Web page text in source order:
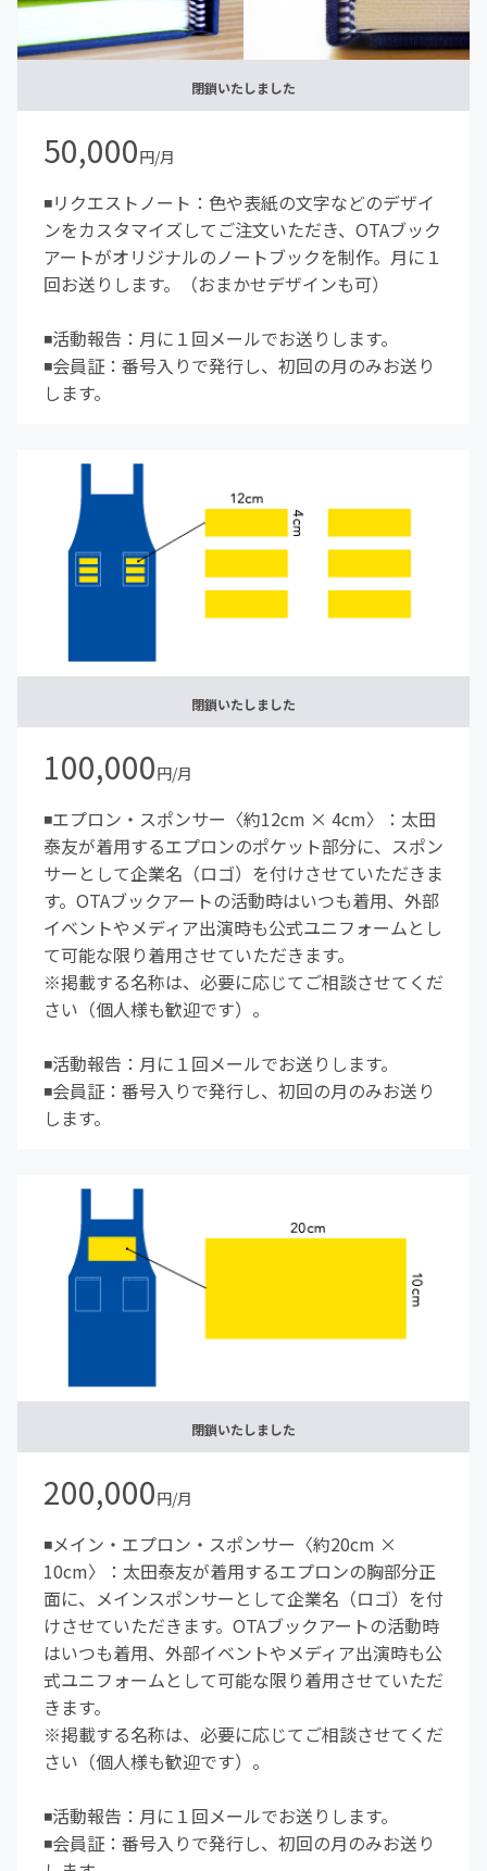
閉鎖いたしました
50,000円/月
◾️リクエストノート：色や表紙の文字などのデザイ
ンをカスタマイズしてご注文いただき、OTAブック
アートがオリジナルのノートブックを制作。月に１
回お送りします。（おまかせデザインも可）
◾️活動報告：月に１回メールでお送りします。
◾️会員証：番号入りで発行し、初回の月のみお送り
します。
閉鎖いたしました
100,000円/月
◾️エプロン・スポンサー〈約12cm × 4cm〉：太田
泰友が着用するエプロンのポケット部分に、スポン
サーとして企業名（ロゴ）を付けさせていただきま
す。OTAブックアートの活動時はいつも着用、外部
イベントやメディア出演時も公式ユニフォームとし
て可能な限り着用させていただきます。
※掲載する名称は、必要に応じてご相談させてくだ
さい（個人様も歓迎です）。
◾️活動報告：月に１回メールでお送りします。
◾️会員証：番号入りで発行し、初回の月のみお送り
します。
閉鎖いたしました
200,000円/月
◾️メイン・エプロン・スポンサー〈約20cm ×
10cm〉：太田泰友が着用するエプロンの胸部分正
面に、メインスポンサーとして企業名（ロゴ）を付
けさせていただきます。OTAブックアートの活動時
はいつも着用、外部イベントやメディア出演時も公
式ユニフォームとして可能な限り着用させていただ
きます。
※掲載する名称は、必要に応じてご相談させてくだ
さい（個人様も歓迎です）。
◾️活動報告：月に１回メールでお送りします。
◾️会員証：番号入りで発行し、初回の月のみお送り